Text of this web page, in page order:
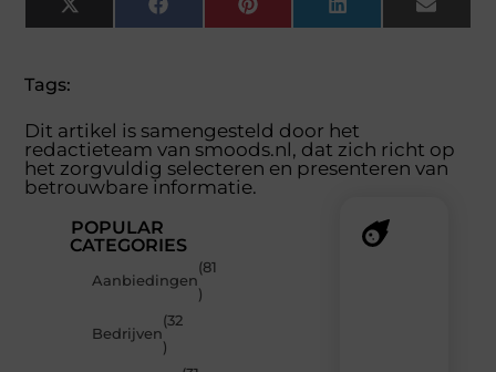
X
(Twitter)
FacebookPinterestLinkedInEmail
Tags:
Dit artikel is samengesteld door het
redactieteam van smoods.nl, dat zich richt op
het zorgvuldig selecteren en presenteren van
betrouwbare informatie.
POPULAR
CATEGORIES
Aanbiedingen
(81
)
Bedrijven
(32
)